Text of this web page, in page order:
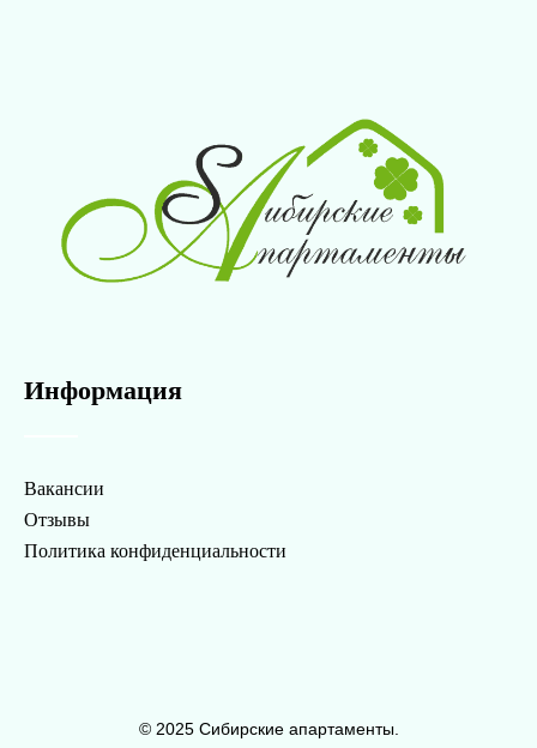
Информация
Вакансии
Отзывы
Политика конфиденциальности
© 2025 Сибирские апартаменты.